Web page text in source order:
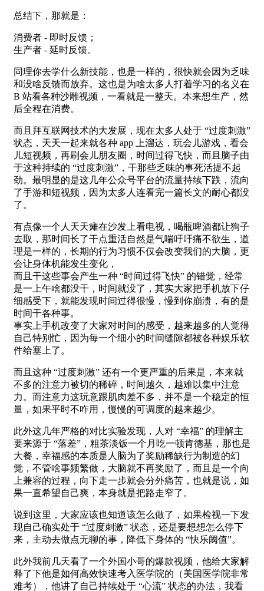
总结下，那就是：
消费者 - 即时反馈；
生产者 - 延时反馈。
同理你去学什么新技能，也是一样的，很快就会因为乏味
和没啥反馈而放弃。这也是为啥太多人打着学习的名义在
B 站看各种沙雕视频，一看就是一整天。本来想生产，然
后全程在消费。
而且拜互联网技术的大发展，现在太多人处于 “过度刺激”
状态，天天一起来就各种 app 上溜达，玩会儿游戏，看会
儿短视频，再刷会儿朋友圈，时间过得飞快，而且脑子由
于这种持续的 “过度刺激”，干那些乏味的事死活提不起
劲。最明显的是这几年公众号平台的流量持续下跌，流向
了手游和短视频，因为太多人连看完一篇长文的耐心都没
了。
有点像一个人天天瘫在沙发上看电视，喝瓶啤酒都让狗子
去取，那时间长了干点重活自然是气喘吁吁痛不欲生，道
理是一样的，长期的行为习惯不仅会改变我们的大脑，更
会让身体机能发生变化，
而且干这些事会产生一种 “时间过得飞快” 的错觉，经常
是一上午啥都没干，时间就没了，其实大家把手机放下仔
细感受下，就能发现时间过得很慢，慢到你崩溃，有的是
时间干各种事。
事实上手机改变了大家对时间的感受，越来越多的人觉得
自己特别忙，因为每一个细小的时间缝隙都被各种娱乐软
件给塞上了。
而且这种 “过度刺激” 还有一个更严重的后果是，本来就
不多的注意力被切的稀碎，时间越久，越难以集中注意
力。而注意力这玩意跟肌肉差不多，并不是一个稳定的恒
量，如果平时不咋用，慢慢的可调度的越来越少。
此外这几年严格的对比实验发现，人对 “幸福” 的理解主
要来源于 “落差”，粗茶淡饭一个月吃一顿肯德基，那也是
大餐，幸福感的本质是人脑为了奖励稀缺行为制造的幻
觉，不管啥事频繁做，大脑就不再奖励了，而且是一个向
上兼容的过程，向下走一步就会分外痛苦，也就是说，如
果一直希望自己爽，本身就是把路走窄了。
说到这里，大家应该也知道该怎么做了，如果检视一下发
现自己确实处于 “过度刺激” 状态，还是要想想怎么停下
来，主动去做点无聊的事，降低下身体的 “快乐阈值”。
此外我前几天看了一个外国小哥的爆款视频，他给大家解
释了下他是如何高效快速考入医学院的（美国医学院非常
难考），他讲了自己持续处于 “心流” 状态的办法，我看